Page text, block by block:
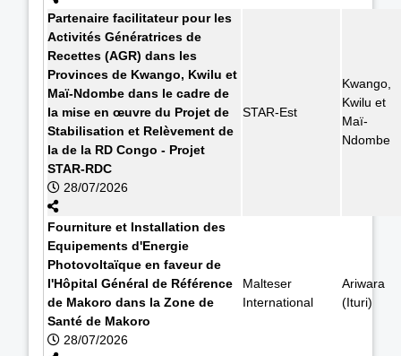
Partenaire facilitateur pour les
Activités Génératrices de
Recettes (AGR) dans les
Provinces de Kwango, Kwilu et
Maï-Ndombe dans le cadre de
la mise en œuvre du Projet de
Stabilisation et Relèvement de
la de la RD Congo - Projet
STAR-RDC
28/07/2026
STAR-Est
Kwango,
Kwilu et
Maï-
Ndombe
Fourniture et Installation des
Equipements d'Energie
Photovoltaïque en faveur de
l'Hôpital Général de Référence
de Makoro dans la Zone de
Santé de Makoro
28/07/2026
Malteser
International
Ariwara
(Ituri)